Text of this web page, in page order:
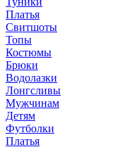
Платья
Свитшоты
Топы
Костюмы
Брюки
Водолазки
Лонгсливы
Мужчинам
Детям
Футболки
Платья